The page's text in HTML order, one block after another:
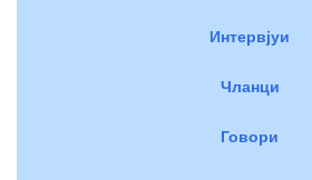
Интервјуи
Чланци
Говори